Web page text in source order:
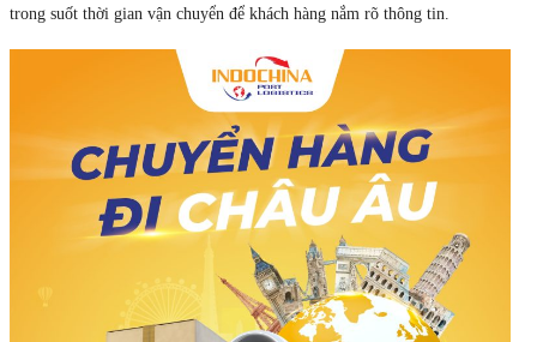
trong suốt thời gian vận chuyển để khách hàng nắm rõ thông tin.